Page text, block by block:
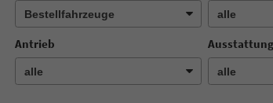
Antrieb